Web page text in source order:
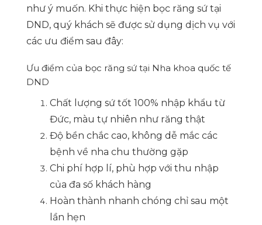
như ý muốn. Khi thực hiện bọc răng sứ tại
DND, quý khách sẽ được sử dụng dịch vụ với
các ưu điểm sau đây:
Ưu điểm của bọc răng sứ tại Nha khoa quốc tế
DND
Chất lượng sứ tốt 100% nhập khẩu từ
Đức, màu tự nhiên như răng thật
Độ bền chắc cao, không dễ mắc các
bệnh về nha chu thường gặp
Chi phí hợp lí, phù hợp với thu nhập
của đa số khách hàng
Hoàn thành nhanh chóng chỉ sau một
lần hẹn